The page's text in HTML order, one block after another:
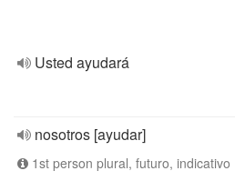
Usted ayudará
nosotros [ayudar]
1st person plural, futuro, indicativo